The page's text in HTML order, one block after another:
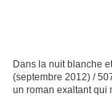
Dans la nuit blanche
(septembre 2012) /
un roman exaltant qui